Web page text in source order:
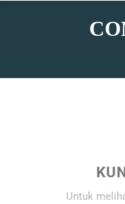
Untuk